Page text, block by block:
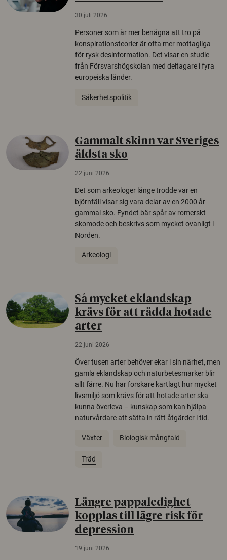
30 juli 2026
Personer som är mer benägna att tro på
konspirationsteorier är ofta mer mottagliga
för rysk desinformation. Det visar en studie
från Försvarshögskolan med deltagare i fyra
europeiska länder.
Säkerhetspolitik
Gammalt skinn var Sveriges
äldsta sko
22 juni 2026
Det som arkeologer länge trodde var en
björnfäll visar sig vara delar av en 2000 år
gammal sko. Fyndet bär spår av romerskt
skomode och beskrivs som mycket ovanligt i
Norden.
Arkeologi
Så mycket eklandskap
krävs för att rädda hotade
arter
22 juni 2026
Över tusen arter behöver ekar i sin närhet, men
gamla eklandskap och naturbetesmarker blir
allt färre. Nu har forskare kartlagt hur mycket
livsmiljö som krävs för att hotade arter ska
kunna överleva – kunskap som kan hjälpa
naturvårdare att sätta in rätt åtgärder i tid.
Växter Biologisk mångfald
Träd
Längre pappaledighet
kopplas till lägre risk för
depression
19 juni 2026